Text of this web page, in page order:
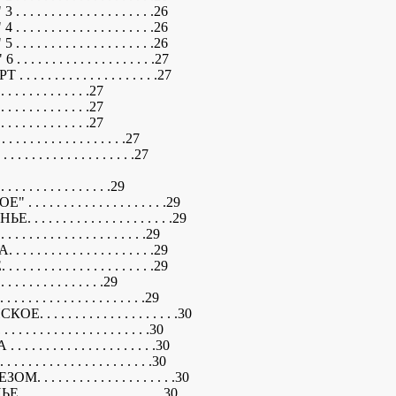
. . . . . . . . . . . . . . . . . .26
. . . . . . . . . . . . . . . . . .26
. . . . . . . . . . . . . . . . . .26
. . . . . . . . . . . . . . . . . . .27
. . . . . . . . . . . . . . . . . . .27
. . . . . . . . . . . .27
. . . . . . . . . . . .27
. . . . . . . . . . . .27
. . . . . . . . . . . . . . .27
. . . . . . . . . . . . . . . . .27
. . . . . . . . . . . . . .29
. . . . . . . . . . . . . . . . . . .29
. . . . . . . . . . . . . . . . . . . .29
. . . . . . . . . . . . . . . . . .29
. . . . . . . . . . . . . . . . . . .29
. . . . . . . . . . . . . . . . . .29
. . . . . . . . . . . . .29
. . . . . . . . . . . . . . . . .29
. . . . . . . . . . . . . . . . . . .30
. . . . . . . . . . . . . . . . . .30
. . . . . . . . . . . . . . . . . . .30
. . . . . . . . . . . . . . . . . .30
. . . . . . . . . . . . . . . . . . .30